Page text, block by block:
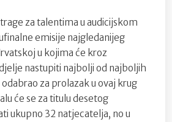
za talentima u audicijskom
emisije najgledanijeg
u kojima će kroz
nastupiti najbolji od najboljih
za prolazak u ovaj krug
će se za titulu desetog
ukupno 32 natjecatelja, no u